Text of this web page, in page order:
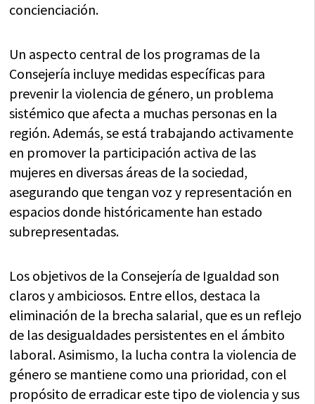
concienciación.
Un aspecto central de los programas de la
Consejería incluye medidas específicas para
prevenir la violencia de género, un problema
sistémico que afecta a muchas personas en la
región. Además, se está trabajando activamente
en promover la participación activa de las
mujeres en diversas áreas de la sociedad,
asegurando que tengan voz y representación en
espacios donde históricamente han estado
subrepresentadas.
Los objetivos de la Consejería de Igualdad son
claros y ambiciosos. Entre ellos, destaca la
eliminación de la brecha salarial, que es un reflejo
de las desigualdades persistentes en el ámbito
laboral. Asimismo, la lucha contra la violencia de
género se mantiene como una prioridad, con el
propósito de erradicar este tipo de violencia y sus